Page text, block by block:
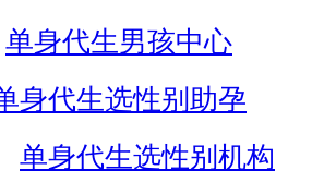
单身代生男孩中心
身代生选性别助孕
单身代生选性别机构